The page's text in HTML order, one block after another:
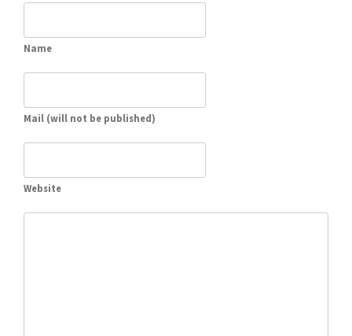
Name
Mail (will not be published)
Website